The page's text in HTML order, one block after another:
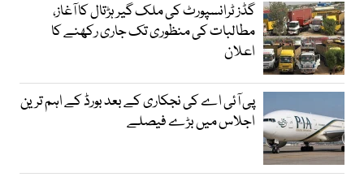
گڈز ٹرانسپورٹ کی ملک گیر ہڑتال کا آغاز،
مطالبات کی منظوری تک جاری رکھنے کا
اعلان
پی آئی اے کی نجکاری کے بعد بورڈ کے اہم ترین
اجلاس میں بڑے فیصلے